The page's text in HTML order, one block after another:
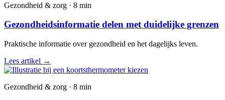
Gezondheid & zorg · 8 min
Gezondheidsinformatie delen met duidelijke grenzen
Praktische informatie over gezondheid en het dagelijks leven.
Lees artikel →
Gezondheid & zorg · 8 min